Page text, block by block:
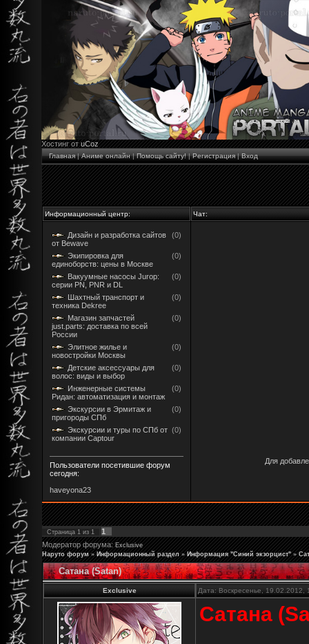
Хостинг отuCoz
Главная|Аниме онлайн|Помощь сайту!|Регистрация|Вход
Информационный центр: Чат:
Дизайн и разработка сайтов
от Bewave
(0)
Экипировка для
единоборств: цены в Москве
(0)
Вакуумные насосы Jurop:
серии PN, PNR и DL
(0)
Шахтный транспорт и
техника Dekree
(0)
Магазин запчастей
just.parts: доставка по всей
России
(0)
Элитное жилье и
новостройки Москвы
(0)
Детские аксессуары для
волос: виды и выбор
(0)
Инженерные системы
Ридан: автоматизация и монтаж
(0)
Экскурсии в Эрмитаж и
пригороды СПб
(0)
Экскурсии и туры по СПб от
компании Captour
(0)
Пользователи посетившие форум
сегодня:
haveyona23
Для
Страница 1 из 1
1
Модератор форума:Exclusive
Наруто форум » Информационный раздел » Информация "Синий экзорцист" »
Сатана (Satan)
Exclusive Дата: Воскресенье,
Сатана